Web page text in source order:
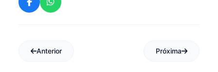
Anterior Próxima